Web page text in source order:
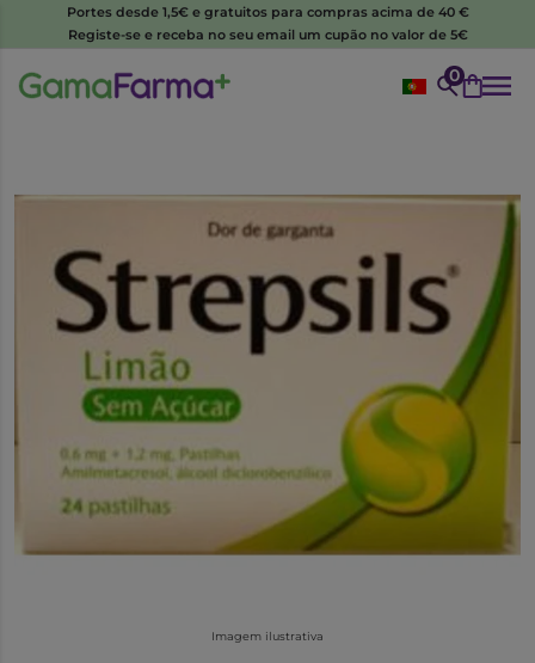
Portes desde 1,5€ e gratuitos para compras acima de 40 €
Registe-se e receba no seu email um cupão no valor de 5€
0
Imagem ilustrativa